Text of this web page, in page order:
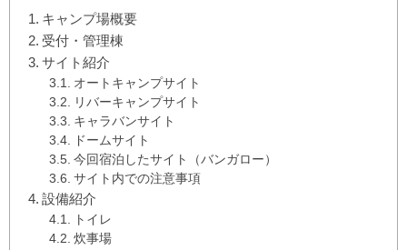
キャンプ場概要
受付・管理棟
サイト紹介
オートキャンプサイト
リバーキャンプサイト
キャラバンサイト
ドームサイト
今回宿泊したサイト（バンガロー）
サイト内での注意事項
設備紹介
トイレ
炊事場